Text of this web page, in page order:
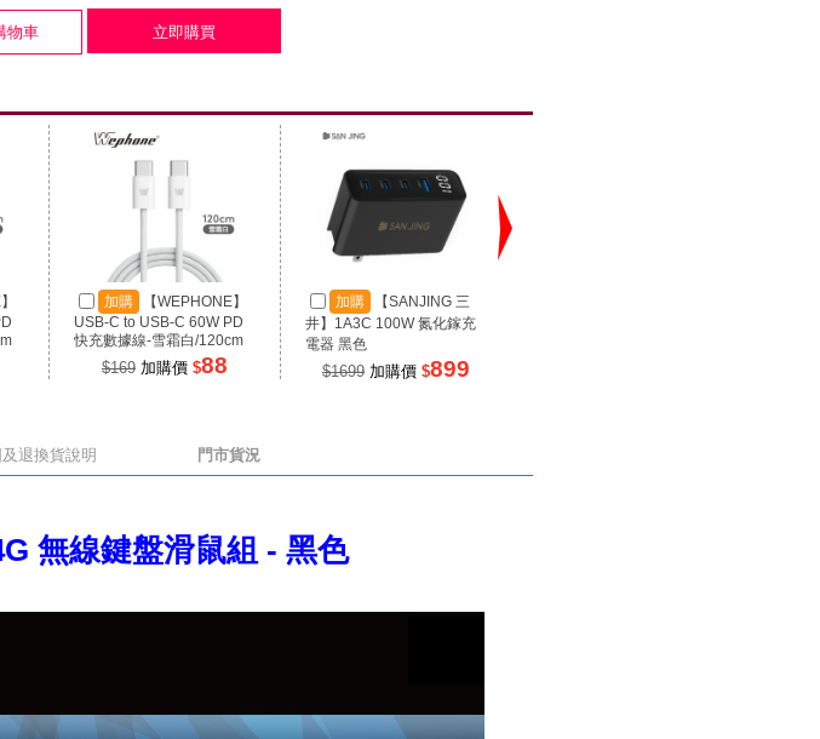
物車 立即購買
加購
【WEPHONE】
USB-C to USB-C 60W PD
快充數據線-雪霜白/120cm
$169 加購價 $88
加購
【SANJING 三
井】1A3C 100W 氮化鎵充
電器 黑色
$1699 加購價 $899
退換貨說明 門市貨況
無線鍵盤滑鼠組 - 黑色